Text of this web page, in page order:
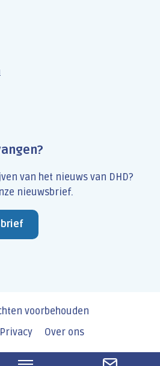
van het nieuws van DHD?
nieuwsbrief.
voorbehouden
Privacy Over ons